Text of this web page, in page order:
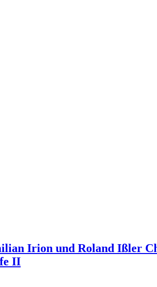
Irion und Roland Ißler
II